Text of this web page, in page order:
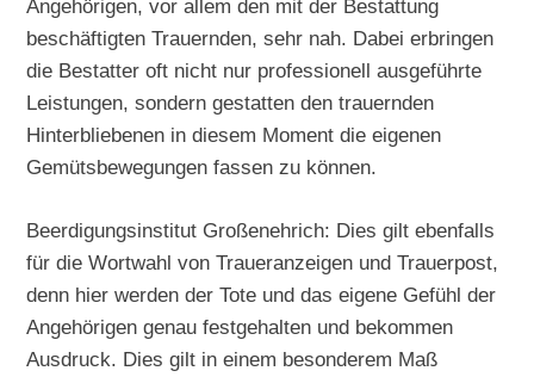
Angehörigen, vor allem den mit der Bestattung
beschäftigten Trauernden, sehr nah. Dabei erbringen
die Bestatter oft nicht nur professionell ausgeführte
Leistungen, sondern gestatten den trauernden
Hinterbliebenen in diesem Moment die eigenen
Gemütsbewegungen fassen zu können.
Beerdigungsinstitut Großenehrich: Dies gilt ebenfalls
für die Wortwahl von Traueranzeigen und Trauerpost,
denn hier werden der Tote und das eigene Gefühl der
Angehörigen genau festgehalten und bekommen
Ausdruck. Dies gilt in einem besonderem Maß